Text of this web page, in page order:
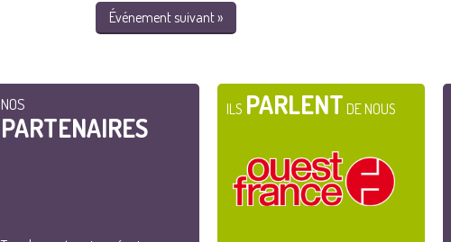
Événement suivant »
NOS
PARTENAIRES
ILS PARLENT DE NOUS